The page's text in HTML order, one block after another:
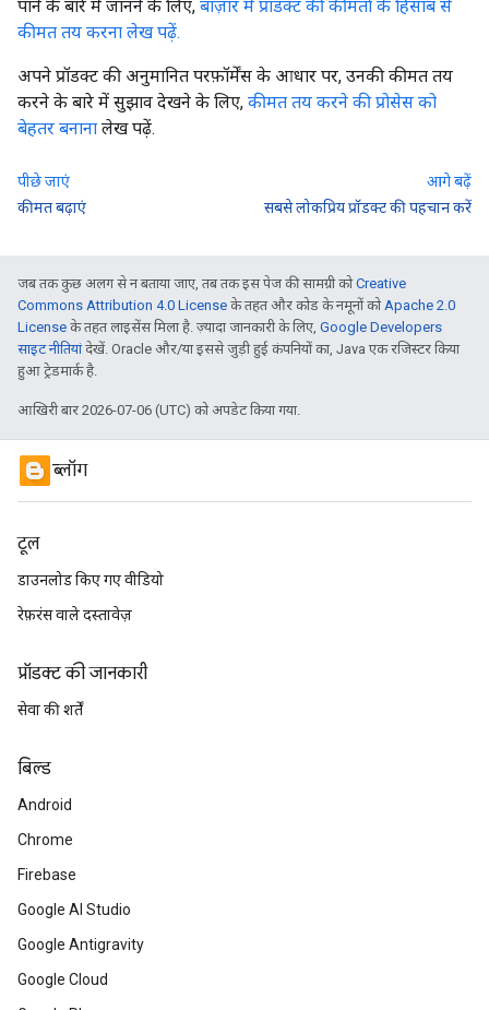
पाने के बारे में जानने के लिए, बाज़ार में प्रॉडक्ट की कीमताें के हिसाब से
कीमत तय करना लेख पढ़ें.
अपने प्रॉडक्ट की अनुमानित परफ़ॉर्मेंस के आधार पर, उनकी कीमत तय
करने के बारे में सुझाव देखने के लिए, कीमत तय करने की प्रोसेस को
बेहतर बनाना लेख पढ़ें.
पीछे जाएं
कीमत बढ़ाएं
आगे बढ़ें
सबसे लोकप्रिय प्रॉडक्ट की पहचान करें
जब तक कुछ अलग से न बताया जाए, तब तक इस पेज की सामग्री कोCreative
Commons Attribution 4.0 License के तहत और कोड के नमूनों कोApache 2.0
License के तहत लाइसेंस मिला है. ज़्यादा जानकारी के लिए, Google Developers
साइट नीतियांदेखें. Oracle और/या इससे जुड़ी हुई कंपनियों का, Java एक रजिस्टर किया
हुआ ट्रेडमार्क है.
आखिरी बार 2026-07-06 (UTC) को अपडेट किया गया.
ब्लॉग
टूल
डाउनलोड किए गए वीडियो
रेफ़रंस वाले दस्तावेज़
प्रॉडक्ट की जानकारी
सेवा की शर्तें
बिल्ड
Android
Chrome
Firebase
Google AI Studio
Google Antigravity
Google Cloud